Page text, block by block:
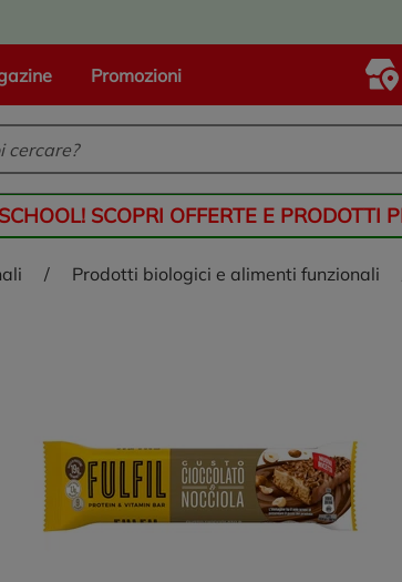
Promozioni
SCOPRI OFFERTE E PRODOTTI
/ prodotti biologici e alimenti funzionali